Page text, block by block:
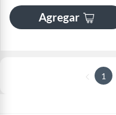
Agregar
1